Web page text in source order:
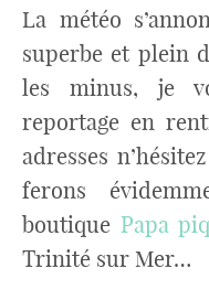
La météo
superbe et plein
les minus, je
reportage en
adresses
ferons
boutique Papa
Trinité sur Mer…